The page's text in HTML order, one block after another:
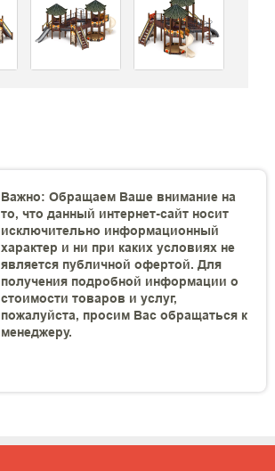
Важно: Обращаем Ваше внимание на
то, что данный интернет-сайт носит
исключительно информационный
характер и ни при каких условиях не
является публичной офертой. Для
получения подробной информации о
стоимости товаров и услуг,
пожалуйста, просим Вас обращаться к
менеджеру.